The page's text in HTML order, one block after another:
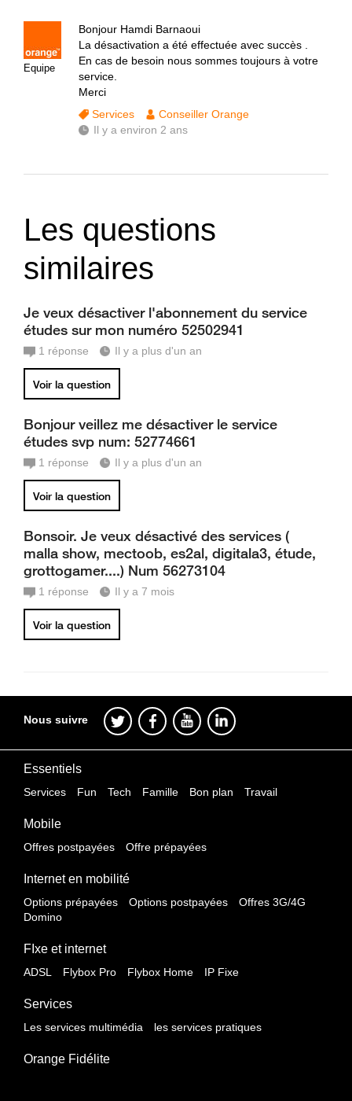
Equipe
Bonjour Hamdi Barnaoui
La désactivation a été effectuée avec succès .
En cas de besoin nous sommes toujours à votre
service.
Merci
Services
Conseiller Orange
Il y a environ 2 ans
Les questions
similaires
Je veux désactiver l'abonnement du service
études sur mon numéro 52502941
1 réponse Il y a plus d'un an
Voir la question
Bonjour veillez me désactiver le service
études svp num: 52774661
1 réponse Il y a plus d'un an
Voir la question
Bonsoir. Je veux désactivé des services (
malla show, mectoob, es2al, digitala3, étude,
grottogamer....) Num 56273104
1 réponse Il y a 7 mois
Voir la question
Nous suivre
Essentiels
Services Fun Tech Famille Bon plan Travail
Mobile
Offres postpayées Offre prépayées
Internet en mobilité
Options prépayées Options postpayées
Offres 3G/4G
Domino
FIxe et internet
ADSL Flybox Pro Flybox Home IP Fixe
Services
Les services multimédia les services pratiques
Orange Fidélite